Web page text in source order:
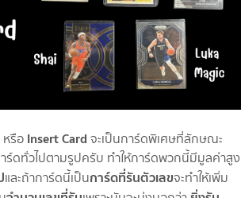
หรือ Insert Card จะเป็นการ์ดพิเศษที่ลักษณะ
ร์ดทั่วไปตามรูปครับ ทำให้การ์ดพวกนี้มีมูลค่าสูง
และถ้าการ์ดนี้เป็นการ์ดที่รันตัวเลขจะทำให้เพิ่ม